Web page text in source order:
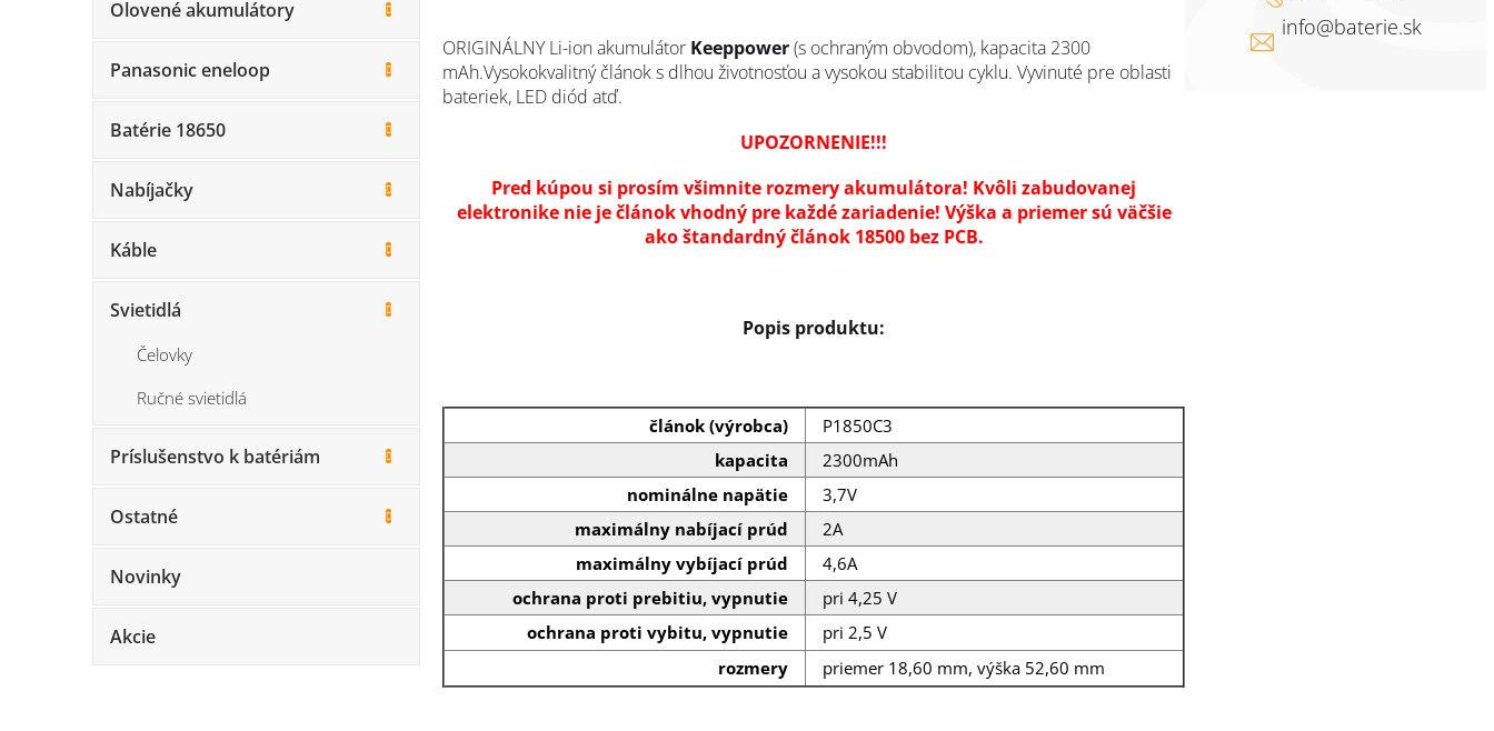
Olovené akumulátory
Panasonic eneloop
Batérie 18650
Nabíjačky
Káble
Svietidlá
Čelovky
Ručné svietidlá
Príslušenstvo k batériám
Ostatné
Novinky
Akcie
ORIGINÁLNY Li-ion akumulátor Keeppower(s ochraným obvodom), kapacita 2300
mAh.Vysokokvalitný článok s dlhou životnosťou a vysokou stabilitou cyklu. Vyvinuté pre oblasti
bateriek, LED diód atď.
UPOZORNENIE!!!
Pred kúpou si prosím všimnite rozmery akumulátora! Kvôli zabudovanej
elektronike nie je článok vhodný pre každé zariadenie! Výška a priemer sú väčšie
ako štandardný článok 18500 bez PCB.
Popis produktu:
článok (výrobca)
P1850C3
kapacita
2300mAh
nominálne napätie
3,7V
maximálny nabíjací prúd
2A
maximálny vybíjací prúd
4,6A
ochrana proti prebitiu, vypnutie
pri 4,25 V
ochrana proti vybitu, vypnutie
pri 2,5 V
rozmery
priemer 18,60 mm, výška 52,60 mm
info@baterie.sk